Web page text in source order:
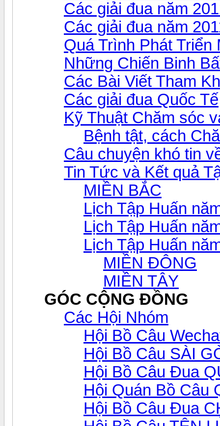
Các giải đua năm
Các giải đua năm
Quá Trình Phát
Những Chiến Binh
Các Bài Viết Tham
Các giải đua Quốc Tế
Kỹ Thuật Chăm sóc
Bệnh tật, cách
Câu chuyện khó tin
Tin Tức và Kết quả
MIỀN BẮC
Lịch Tập Huấn
Lịch Tập Huấn
Lịch Tập Huấn
MIỀN ĐÔNG
MIỀN TÂY
GÓC CỘNG ĐỒNG
Các Hội Nhóm
Hội Bồ Câu
Hội Bồ Câu SÀI
Hội Bồ Câu Đua
Hội Quán Bồ Câu
Hội Bồ Câu Đua